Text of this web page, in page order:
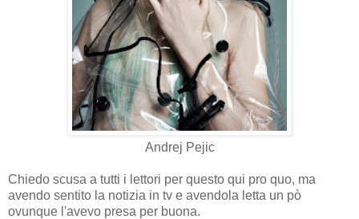
Andrej Pejic
Chiedo scusa a tutti i lettori per questo qui pro quo, ma
avendo sentito la notizia in tv e avendola letta un pò
ovunque l'avevo presa per buona.